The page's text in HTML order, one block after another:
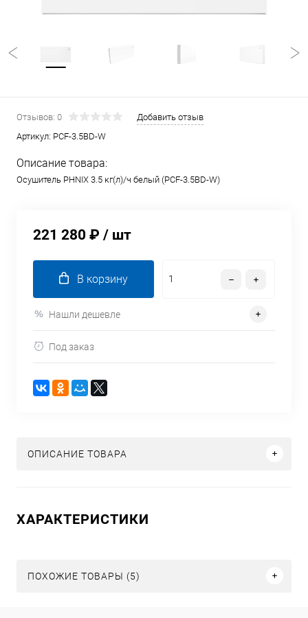
Отзывов: 0
Добавить отзыв
Артикул: PCF-3.5BD-W
Описание товара:
Осушитель PHNIX 3.5 кг(л)/ч белый (PCF-3.5BD-W)
221 280 ₽ / шт
В корзину
Нашли дешевле
Под заказ
ОПИСАНИЕ ТОВАРА
ХАРАКТЕРИСТИКИ
ПОХОЖИЕ ТОВАРЫ (5)